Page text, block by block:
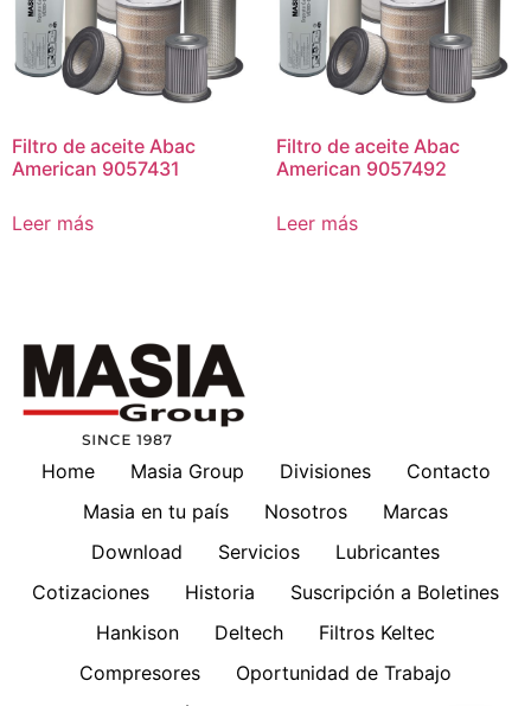
Filtro de aceite Abac
American 9057431
Leer más
Filtro de aceite Abac
American 9057492
Leer más
Home Masia Group Divisiones
Contacto
Masia en tu país
Nosotros
Marcas
Download
Servicios
Lubricantes
Cotizaciones
Historia
Suscripción a Boletines
Hankison
Deltech
Filtros Keltec
Compresores
Oportunidad de Trabajo